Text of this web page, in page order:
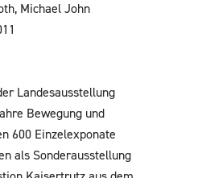
Michael John
Landesausstellung
Bewegung und
600 Einzelexponate
als Sonderausstellung